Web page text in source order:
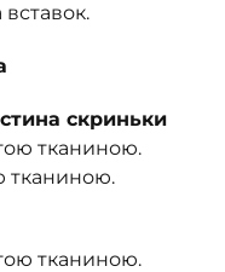
скриньки
тканиною.
тканиною.
тканиною.